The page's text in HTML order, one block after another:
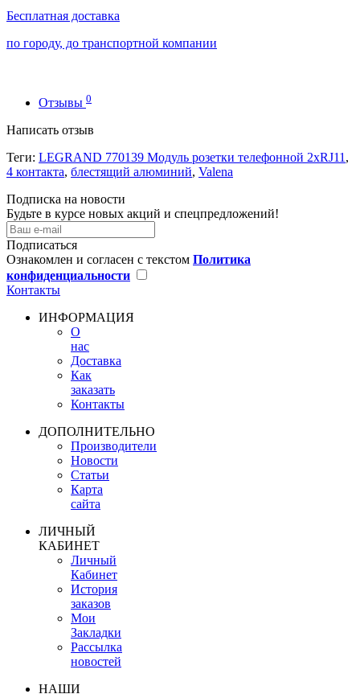
Бесплатная доставка
по городу, до транспортной компании
Отзывы 0
Написать отзыв
Теги: LEGRAND 770139 Модуль розетки телефонной 2xRJ11 ,
4 контакта, блестящий алюминий, Valena
Подписка на новости
Будьте в курсе новых акций и спецпредложений!
Подписаться
Ознакомлен и согласен с текстом Политика
конфиденциальности
Контакты
ИНФОРМАЦИЯ
О
нас
Доставка
Как
заказать
Контакты
ДОПОЛНИТЕЛЬНО
Производители
Новости
Статьи
Карта
сайта
ЛИЧНЫЙ
КАБИНЕТ
Личный
Кабинет
История
заказов
Мои
Закладки
Рассылка
новостей
НАШИ